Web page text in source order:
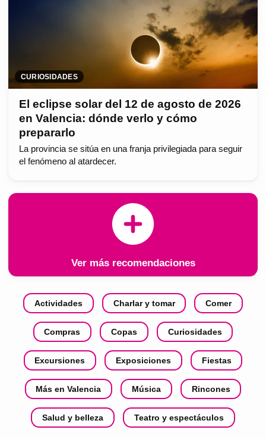
CURIOSIDADES
El eclipse solar del 12 de agosto de 2026
en Valencia: dónde verlo y cómo
prepararlo
La provincia se sitúa en una franja privilegiada para seguir
el fenómeno al atardecer.
Ver más recomendaciones
Actividades Charlar y tomar Comer
Compras Copas Curiosidades
Excursiones Exposiciones Fiestas
Más en Valencia Música Rincones
Salud y belleza Teatro y espectáculos